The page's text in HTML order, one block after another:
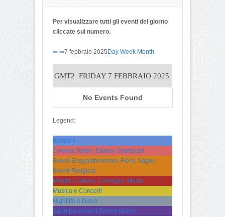
Per visualizzare tutti gli eventi del giorno
cliccate sul numero.
⇐ ⇒7 febbraio 2025Day Week Month
GMT2 FRIDAY 7 FEBBRAIO 2025
No Events Found
Legend:
Bambini
Cinema,Teatro, Danza, Spettacoli
Eventi Enogastronomici, Fiere, Sagre,
Eventi Religiosi
Mostre, Cultura, Convegni, Musei
Musica e Concerti
Nightlife e Disco
Sport,Escursioni,Tempo libero